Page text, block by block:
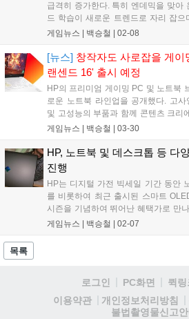
급격히 증가한다. 특히 엔데믹을 맞아
드 학습이 새로운 트렌드로 자리 잡
할 수 있는 디지털 디바이스는 선택이
인, 사양과 활용도에 있어 폭넓은 선
이동식 일체형 PC부터 AI 기술이 탑
의 고성능 게이밍 노트북 등 다채로운
게임뉴스 | 백승철 02-08
[뉴스] 창작자도 사로잡을 게
랜센드 16' 출시 예정
HP의 프리미엄 게이밍 PC 및 노트북
로운 노트북 라인업을 공개했다. 고
및 고성능의 부품과 함께 콘텐츠 크리
있는 디스플레이까지 가미한 'HP
비디아 지포스 RTX 4070 모바일
밍 노트북이다. 해당 구성까지는 여태
과 동일하지만 트랜센트 라인업은 분
제공한다....
게임뉴스 | 백승철 03-30
HP, 노트북 및 데스크톱 등 다
진행
HP는 디지털 가전 빅세일 기간 동안
를 비롯하여 최근 출시된 스마트
시즌을 기념하여 뛰어난 혜택가로 만
행한다고 밝혔다. 행사는 지마켓 및
HP는 하이엔드 게이밍 브랜드인 오멘
품군과 탁월한 가성비로 사랑받고 있
제품군, HP 일체형 PC 그리고 작년
얻고 있는 13.3형 OLED 패널이 적용
마트 OLED 뷰어 등을 15% 디지털
게임뉴스 | 백승철 02-07
목록
로그인 PC화면 퀵링
이용약관
개인정보처리방침
불법촬영물신고안